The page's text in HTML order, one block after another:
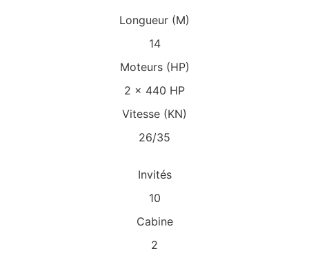
Longueur (M)
14
Moteurs (HP)
2 x 440 HP
Vitesse (KN)
26/35
Invités
10
Cabine
2